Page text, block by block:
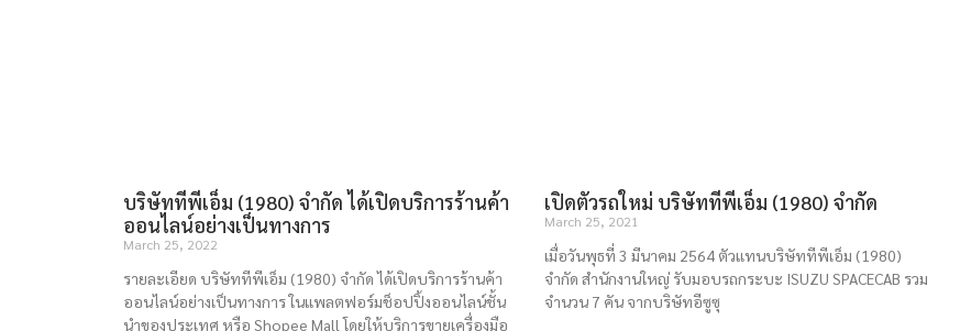
บริษัททีพีเอ็ม (1980) จำกัด ได้เปิดบริการร้านค้า
ออนไลน์อย่างเป็นทางการ
March 25, 2022
รายละเอียด บริษัททีพีเอ็ม (1980) จำกัด ได้เปิดบริการร้านค้า
ออนไลน์อย่างเป็นทางการ ในแพลตฟอร์มช็อปปิ้งออนไลน์ชั้น
นำของประเทศ หรือ Shopee Mall โดยให้บริการขายเครื่องมือ
เปิดตัวรถใหม่ บริษัททีพีเอ็ม (1980) จำกัด
March 25, 2021
เมื่อวันพุธที่ 3 มีนาคม 2564 ตัวแทนบริษัททีพีเอ็ม (1980)
จำกัด สำนักงานใหญ่ รับมอบรถกระบะ ISUZU SPACECAB รวม
จำนวน 7 คัน จากบริษัทอีซูซุ